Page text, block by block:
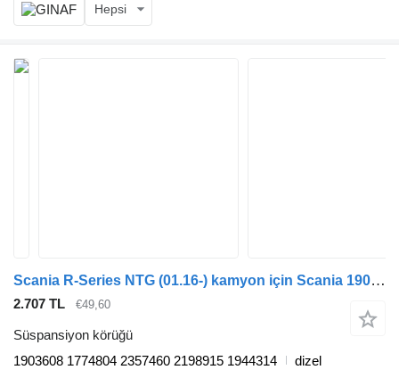
Hepsi
Scania R-Series NTG (01.16-) kamyon için Scania 1903608 süspansiyon körüğü
2.707 TL €49,60
Süspansiyon körüğü
1903608 1774804 2357460 2198915 1944314
dizel